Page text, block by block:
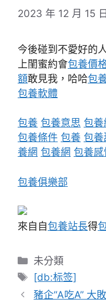
2023 年 12 月 15 日
今後碰到不愛好的
上閨蜜約會包養價
額敢見我，哈哈包
包養軟體
包養 包養意思 包養
包養條件 包養 包養
養網 包養網 包養感
包養俱樂部
來自自包養站長得
分
類
未分類
標
籤
[db:标签]
豬企“A吃A” 大